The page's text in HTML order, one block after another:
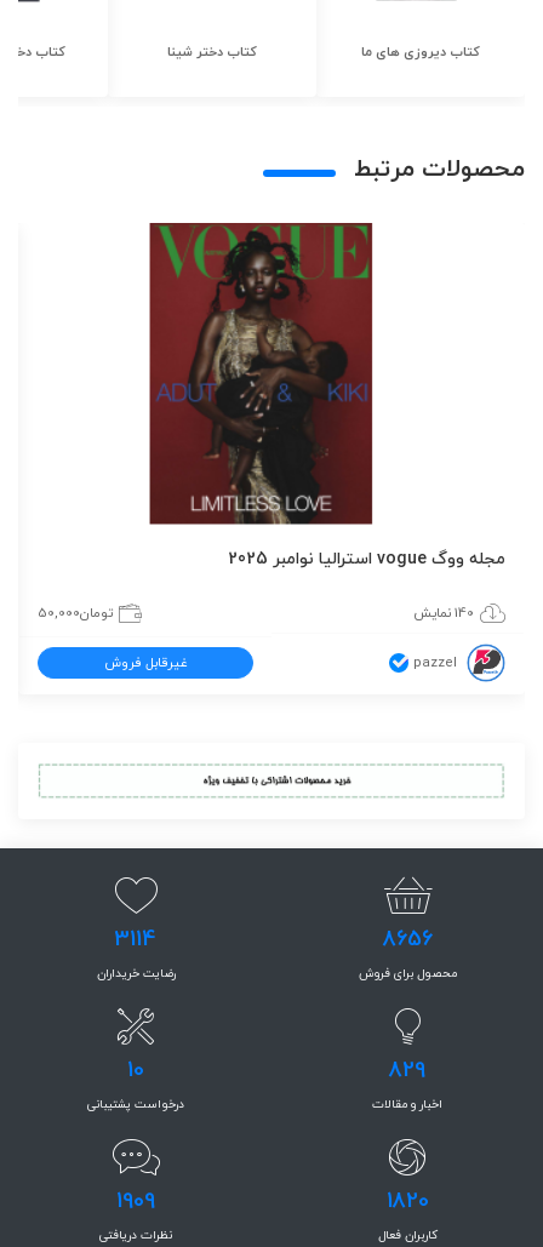
کتاب دیروزی های ما کتاب دختر شینا کتاب دختر
محصولات مرتبط
مجله ووگ vogue استرالیا نوامبر 2025
140 نمایش تومان50,000
pazzel غیرقابل فروش
8656
محصول برای فروش
3114
رضایت خریداران
829
اخبار و مقالات
10
درخواست پشتیبانی
1820
کاربران فعال
1909
نظرات دریافتی